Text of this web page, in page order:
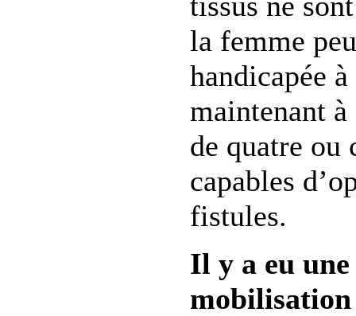
la femme
handicapée
maintenant
de quatre ou
capables
fistules.
Il y a eu